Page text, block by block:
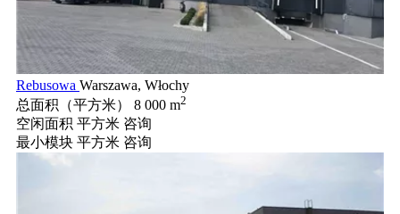
Rebusowa Warszawa, Włochy
总面积（平方米）
8 000 m2
空闲面积 平方米 咨询
最小模块 平方米 咨询